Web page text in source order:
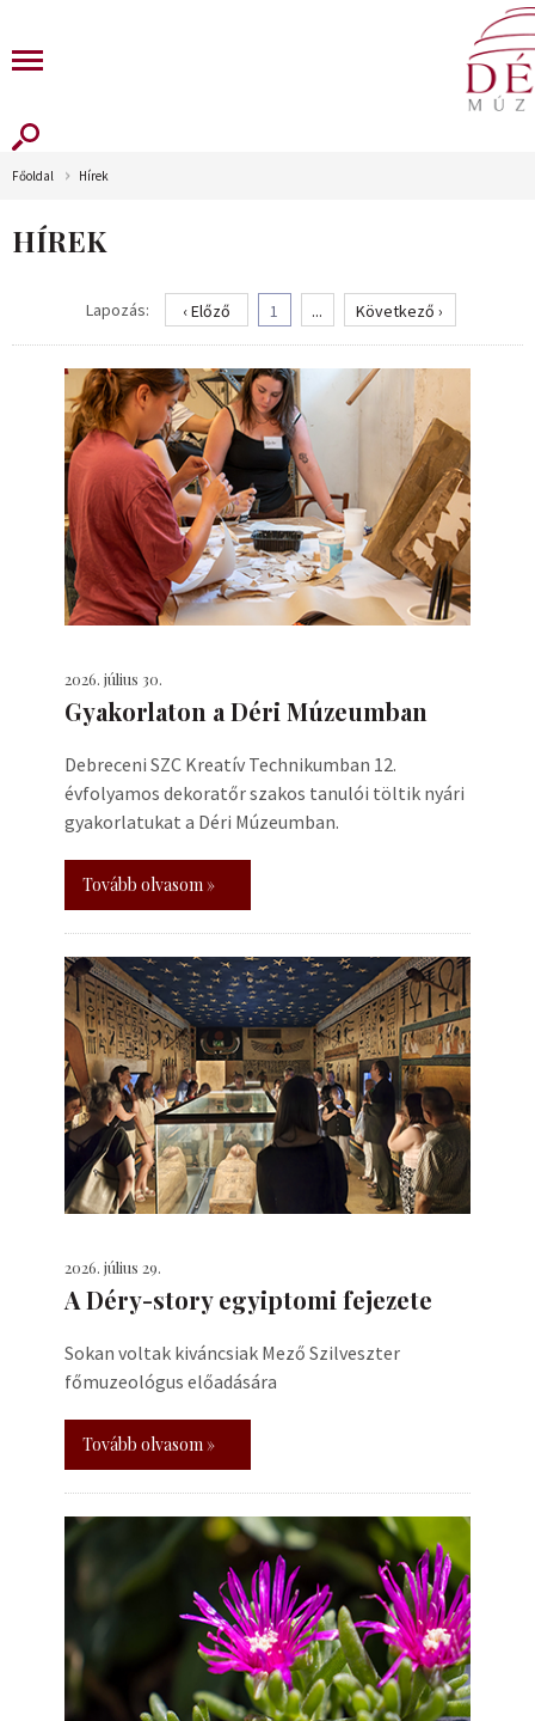
Főoldal Hírek
HÍREK
Lapozás: ‹ Előző 1 ... Következő ›
2026. július 30.
Gyakorlaton a Déri Múzeumban
Debreceni SZC Kreatív Technikumban 12.
évfolyamos dekoratőr szakos tanulói töltik nyári
gyakorlatukat a Déri Múzeumban.
Tovább olvasom »
2026. július 29.
A Déry-story egyiptomi fejezete
Sokan voltak kiváncsiak Mező Szilveszter
főmuzeológus előadására
Tovább olvasom »